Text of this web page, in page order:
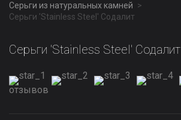
Серьги из натуральных камней
Серьги 'Stainless Steel' Содалит
Серьги 'Stainless Steel' Содалит
отзывов